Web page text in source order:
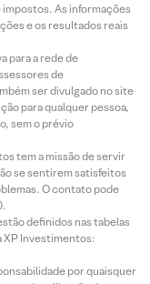
As informações
e os resultados reais
para a rede de
de
ser divulgado no site
para qualquer pessoa,
sem o prévio
tem a missão de servir
se sentirem satisfeitos
O contato pode
definidos nas tabelas
XP Investimentos:
por quaisquer